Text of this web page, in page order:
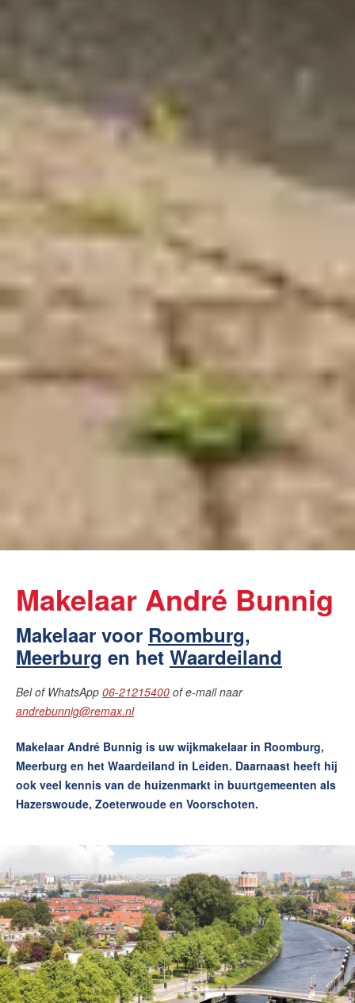
Makelaar André Bunnig
Makelaar voor Roomburg,
Meerburg en het Waardeiland
Bel of WhatsApp 06-21215400 of e-mail naar
andrebunnig@remax.nl
Makelaar André Bunnig is uw wijkmakelaar in Roomburg,
Meerburg en het Waardeiland in Leiden. Daarnaast heeft hij
ook veel kennis van de huizenmarkt in buurtgemeenten als
Hazerswoude, Zoeterwoude en Voorschoten.